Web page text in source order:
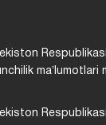
Respublikasi
maʼlumotlari